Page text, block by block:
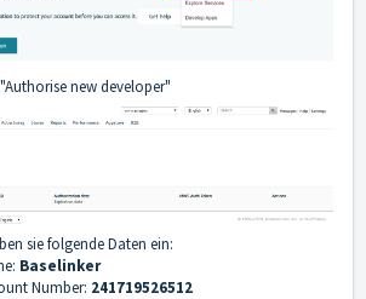
new developer"
sie folgende Daten ein:
Baselinker
Number: 241719526512